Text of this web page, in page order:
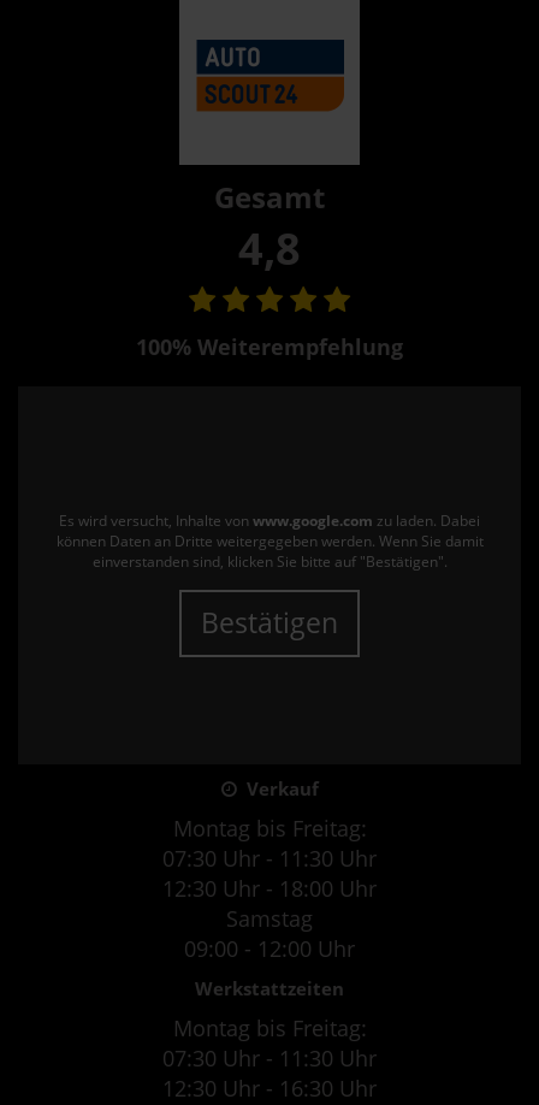
Gesamt
4,8
100% Weiterempfehlung
Es wird versucht, Inhalte von www.google.com zu laden. Dabei
können Daten an Dritte weitergegeben werden. Wenn Sie damit
einverstanden sind, klicken Sie bitte auf "Bestätigen".
Bestätigen
Verkauf
Montag bis Freitag:
07:30 Uhr - 11:30 Uhr
12:30 Uhr - 18:00 Uhr
Samstag
09:00 - 12:00 Uhr
Werkstattzeiten
Montag bis Freitag:
07:30 Uhr - 11:30 Uhr
12:30 Uhr - 16:30 Uhr